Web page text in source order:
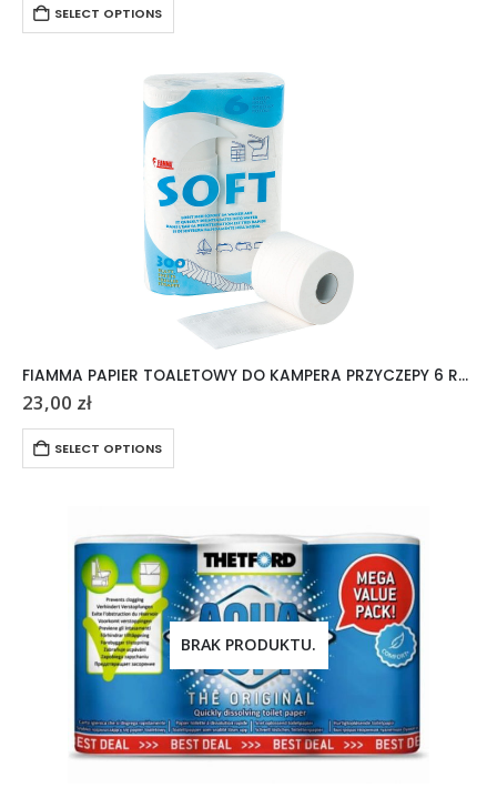
SELECT OPTIONS
FIAMMA PAPIER TOALETOWY DO KAMPERA PRZYCZEPY 6 ROLEK
23,00 zł
SELECT OPTIONS
BRAK PRODUKTU.